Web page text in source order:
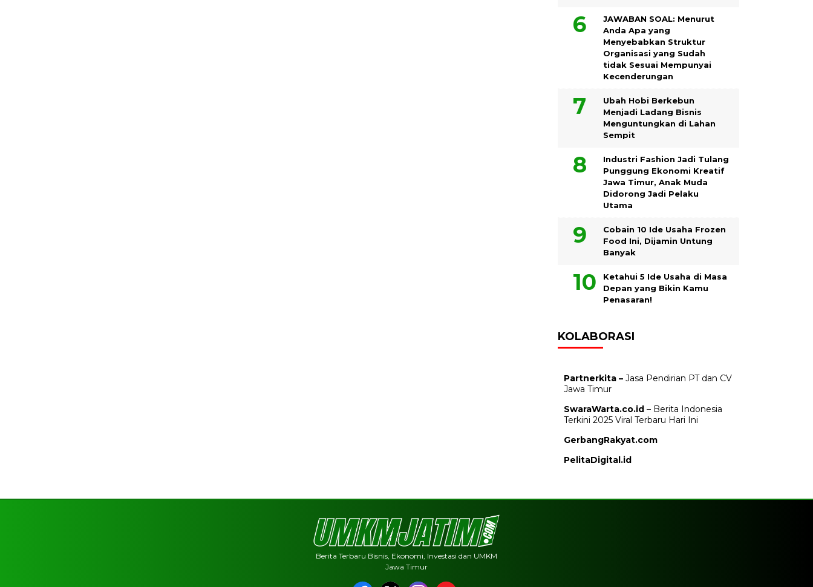
JAWABAN SOAL: Menurut
Anda Apa yang
Menyebabkan Struktur
Organisasi yang Sudah
tidak Sesuai Mempunyai
Kecenderungan
Ubah Hobi Berkebun
Menjadi Ladang Bisnis
Menguntungkan di Lahan
Sempit
Industri Fashion Jadi Tulang
Punggung Ekonomi Kreatif
Jawa Timur, Anak Muda
Didorong Jadi Pelaku
Utama
Cobain 10 Ide Usaha Frozen
Food Ini, Dijamin Untung
Banyak
Ketahui 5 Ide Usaha di Masa
Depan yang Bikin Kamu
Penasaran!
KOLABORASI
Partnerkita – Jasa Pendirian PT dan CV
Jawa Timur
SwaraWarta.co.id – Berita Indonesia
Terkini 2025 Viral Terbaru Hari Ini
GerbangRakyat.com
PelitaDigital.id
Berita Terbaru Bisnis, Ekonomi, Investasi dan UMKM
Jawa Timur